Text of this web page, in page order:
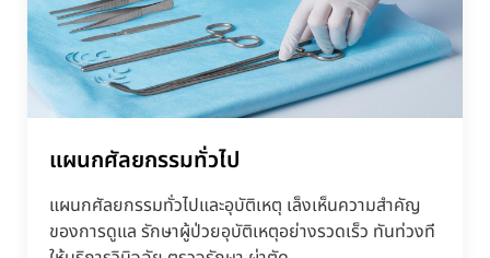
แผนกศัลยกรรมทั่วไป
แผนกศัลยกรรมทั่วไปและอุบัติเหตุ เล็งเห็นความสำคัญ
ของการดูแล รักษาผู้ป่วยอุบัติเหตุอย่างรวดเร็ว ทันท่วงที